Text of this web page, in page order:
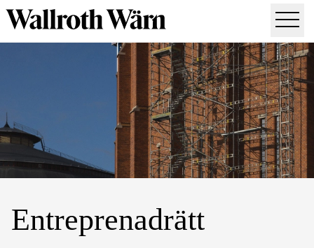
Entreprenadrätt
Skadestånd & försäkring
Entreprenadrätt